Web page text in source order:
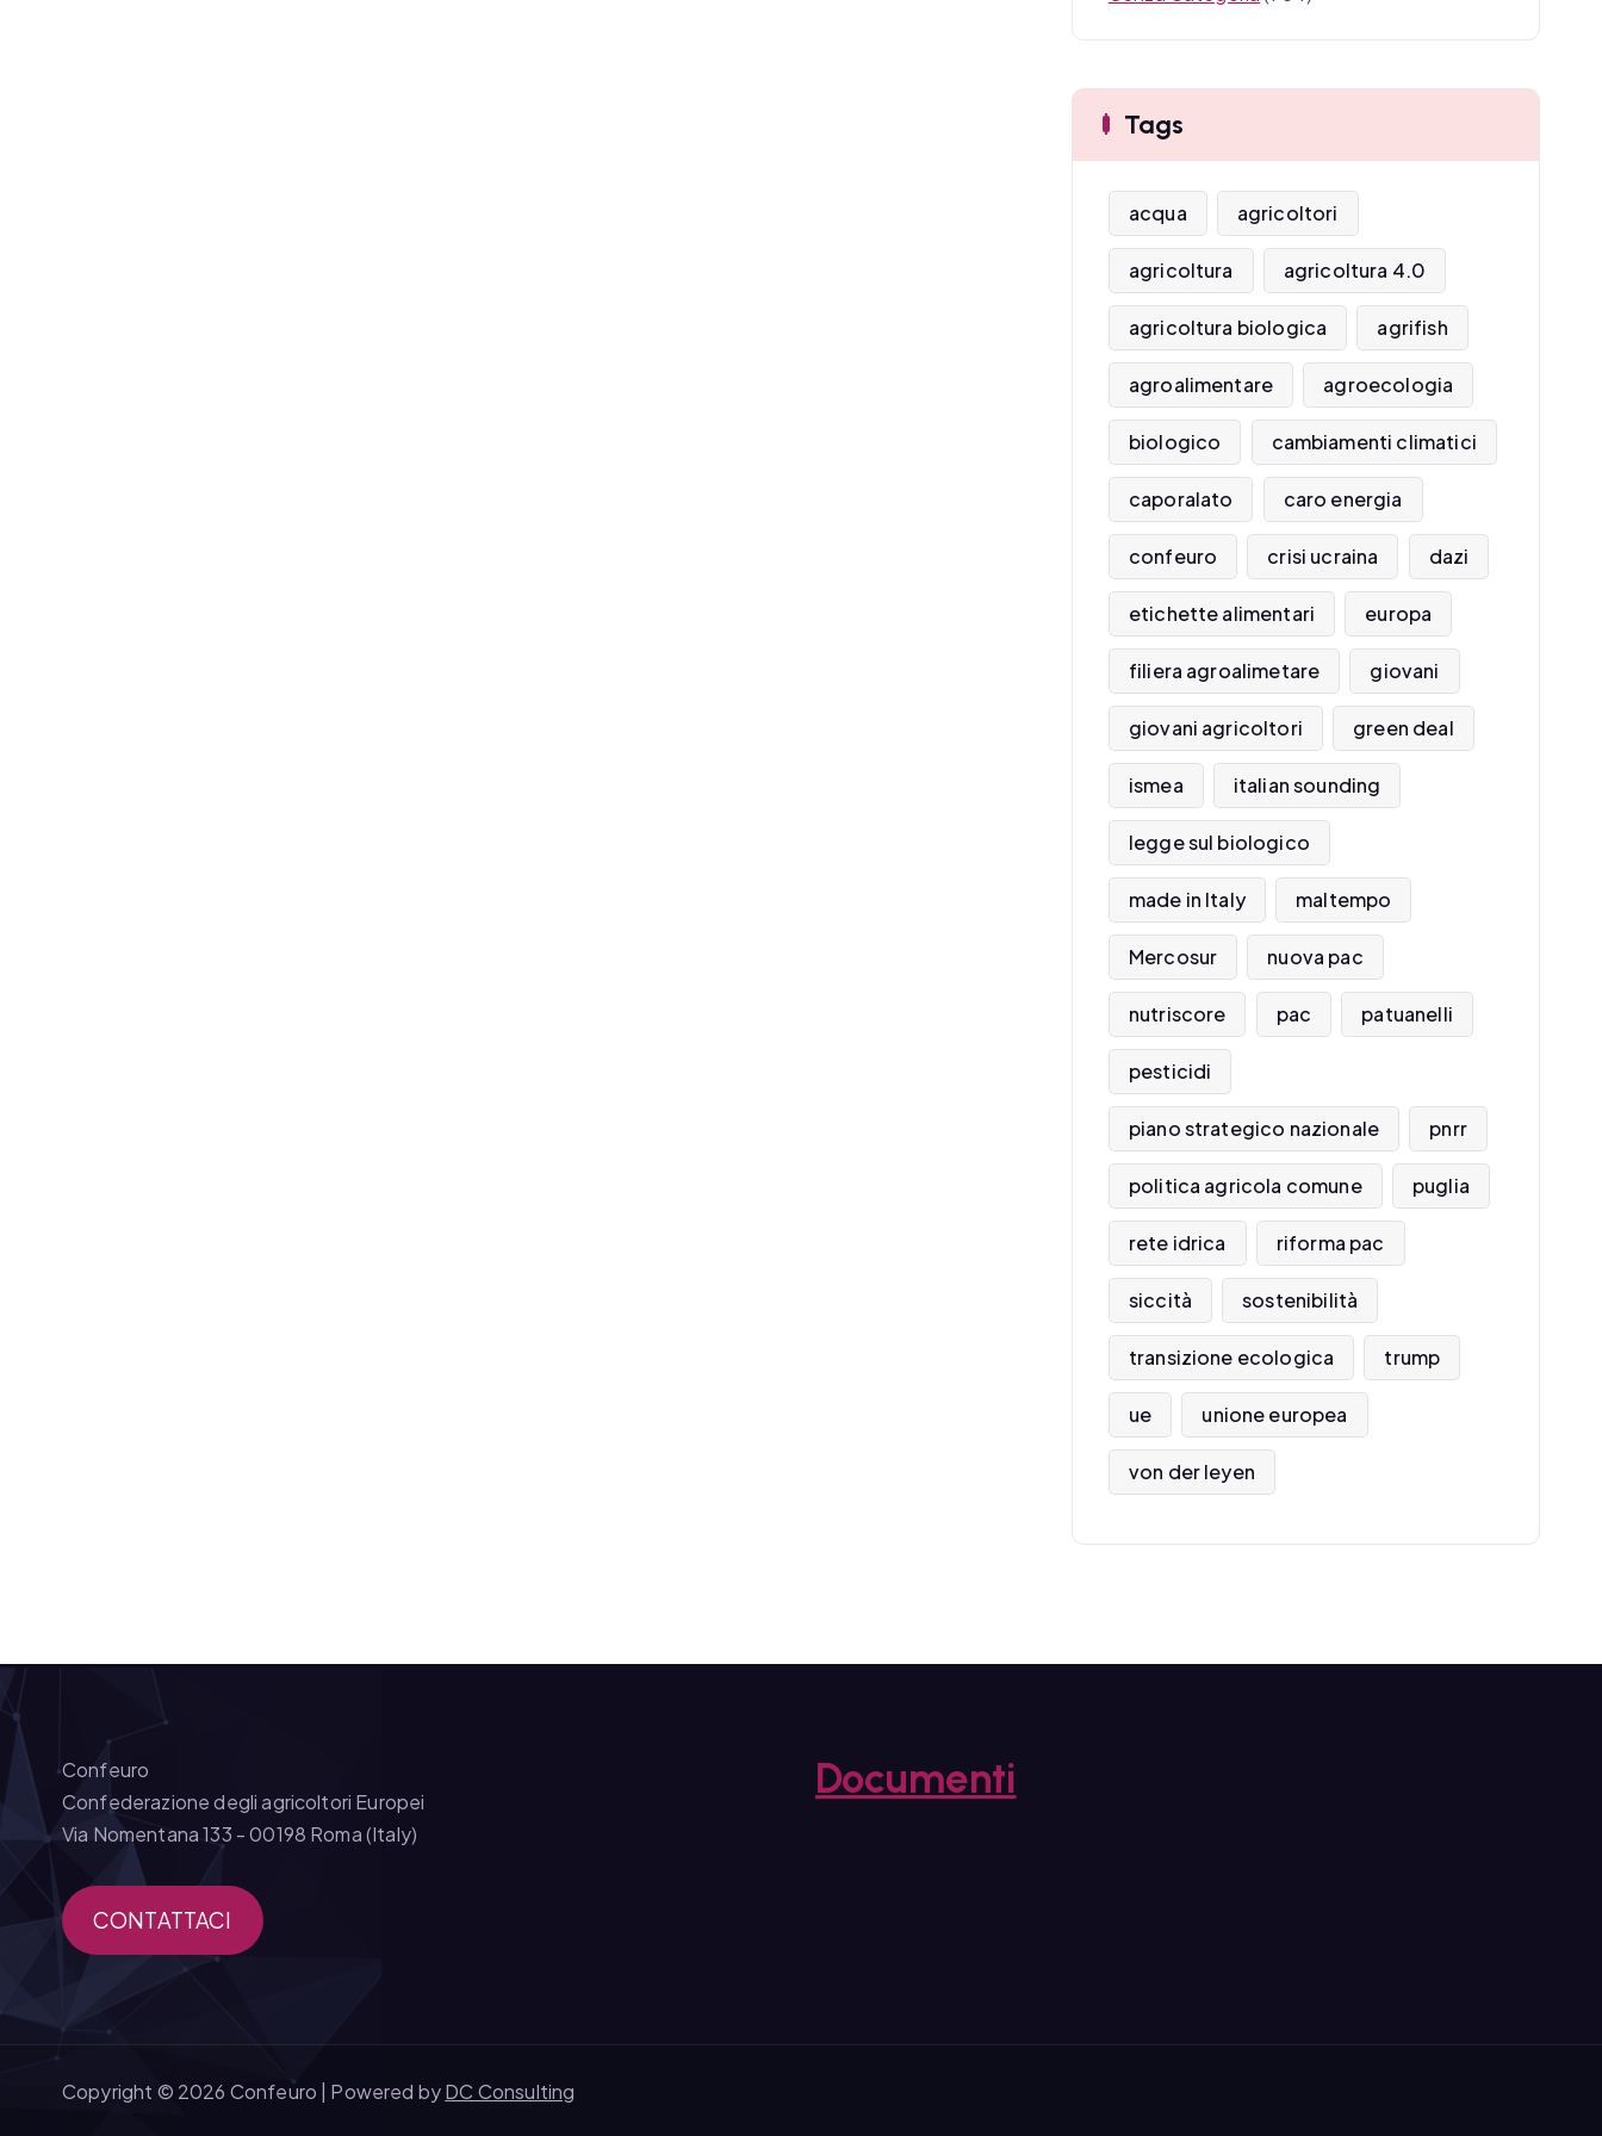
Tags
acqua agricoltori
agricoltura agricoltura 4.0
agricoltura biologica agrifish
agroalimentare agroecologia
biologico cambiamenti climatici
caporalato caro energia
confeuro crisi ucraina dazi
etichette alimentari europa
filiera agroalimetare giovani
giovani agricoltori green deal
ismea italian sounding
legge sul biologico
made in Italy maltempo
Mercosur nuova pac
nutriscore pac patuanelli
pesticidi
piano strategico nazionale pnrr
politica agricola comune puglia
rete idrica riforma pac
siccità sostenibilità
transizione ecologica trump
ue unione europea
von der leyen
Confeuro
Confederazione degli agricoltori Europei
Via Nomentana 133 - 00198 Roma (Italy)
CONTATTACI
Documenti
Copyright © 2026 Confeuro | Powered byDC Consulting